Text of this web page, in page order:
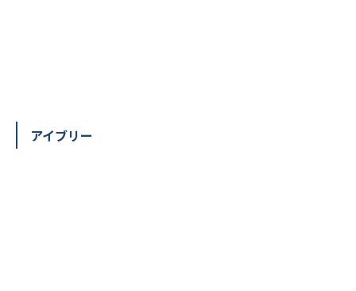
アイブリー